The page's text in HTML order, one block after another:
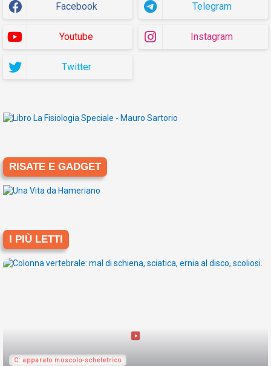
Facebook Telegram
Youtube Instagram
Twitter
RISATE E GADGET
I PIÙ LETTI
C: apparato muscolo-scheletrico